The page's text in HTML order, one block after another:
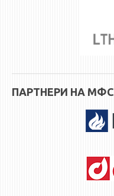
ПАРТНЕРИ НА МФС